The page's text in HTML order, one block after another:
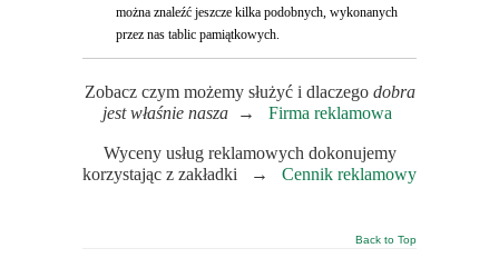
można znaleźć jeszcze kilka podobnych, wykonanych
przez nas tablic pamiątkowych.
Zobacz czym możemy służyć i dlaczego dobra
jest właśnie nasza → Firma reklamowa
Wyceny usług reklamowych dokonujemy
korzystając z zakładki → Cennik reklamowy
Back to Top